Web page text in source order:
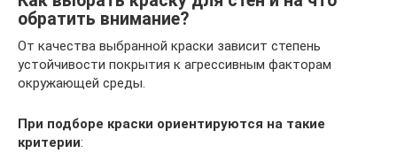
обратить внимание?
От качества выбранной краски зависит степень
устойчивости покрытия к агрессивным факторам
окружающей среды.
При подборе краски ориентируются на такие
критерии: